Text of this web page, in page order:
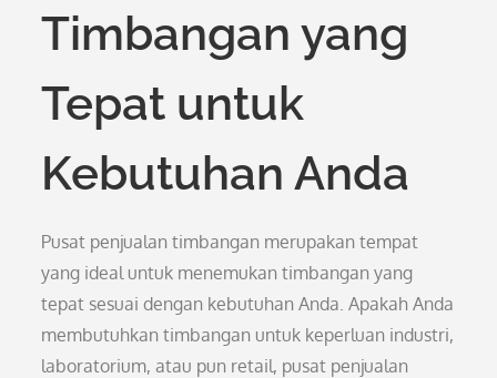
Timbangan yang
Tepat untuk
Kebutuhan Anda
Pusat penjualan timbangan merupakan tempat
yang ideal untuk menemukan timbangan yang
tepat sesuai dengan kebutuhan Anda. Apakah Anda
membutuhkan timbangan untuk keperluan industri,
laboratorium, atau pun retail, pusat penjualan